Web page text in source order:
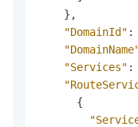
} ,
"DomainId" :
"Services" :
{